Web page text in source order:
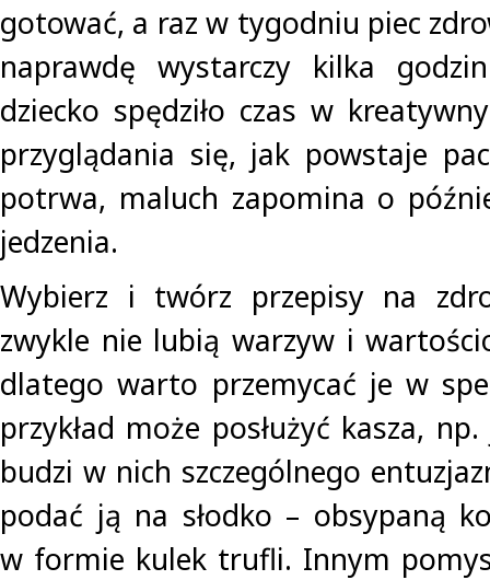
gotować, a raz w tygodniu piec
naprawdę wystarczy kilka
dziecko spędziło czas w
przyglądania się, jak powstaje
potrwa, maluch zapomina o
jedzenia.
Wybierz i twórz przepisy na
zwykle nie lubią warzyw i
dlatego warto przemycać je w
przykład może posłużyć kasza,
budzi w nich szczególnego
podać ją na słodko – obsypaną
w formie kulek trufli. Innym